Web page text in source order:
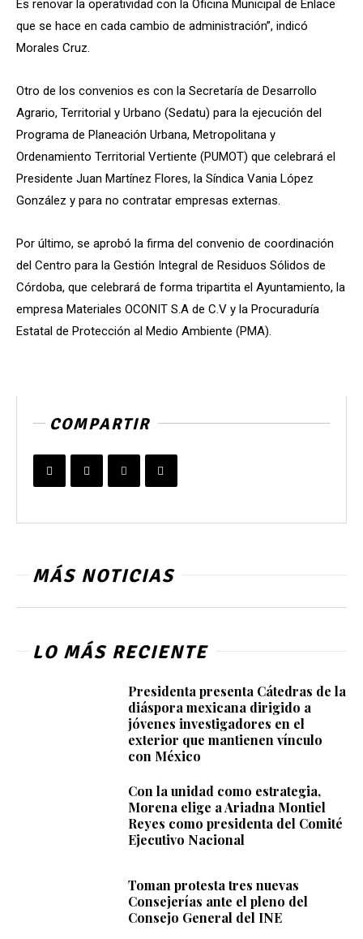
Es renovar la operatividad con la Oficina Municipal de Enlace
que se hace en cada cambio de administración”, indicó
Morales Cruz.
Otro de los convenios es con la Secretaría de Desarrollo
Agrario, Territorial y Urbano (Sedatu) para la ejecución del
Programa de Planeación Urbana, Metropolitana y
Ordenamiento Territorial Vertiente (PUMOT) que celebrará el
Presidente Juan Martínez Flores, la Síndica Vania López
González y para no contratar empresas externas.
Por último, se aprobó la firma del convenio de coordinación
del Centro para la Gestión Integral de Residuos Sólidos de
Córdoba, que celebrará de forma tripartita el Ayuntamiento, la
empresa Materiales OCONIT S.A de C.V y la Procuraduría
Estatal de Protección al Medio Ambiente (PMA).
COMPARTIR
MÁS NOTICIAS
LO MÁS RECIENTE
Presidenta presenta Cátedras de la
diáspora mexicana dirigido a
jóvenes investigadores en el
exterior que mantienen vínculo
con México
Con la unidad como estrategia,
Morena elige a Ariadna Montiel
Reyes como presidenta del Comité
Ejecutivo Nacional
Toman protesta tres nuevas
Consejerías ante el pleno del
Consejo General del INE